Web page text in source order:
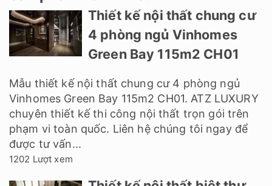
Thiết kế nội thất chung cư
4 phòng ngủ Vinhomes
Green Bay 115m2 CH01
Mẫu thiết kế nội thất chung cư 4 phòng ngủ
Vinhomes Green Bay 115m2 CH01. ATZ LUXURY
chuyên thiết kế thi công nội thất trọn gói trên
phạm vi toàn quốc. Liên hệ chúng tôi ngay để
được tư vấn...
1202 Lượt xem